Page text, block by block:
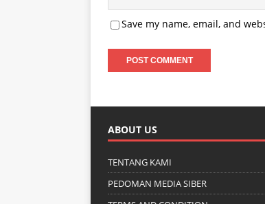
Save my name, email, and
ABOUT US
TENTANG KAMI
PEDOMAN MEDIA SIBER